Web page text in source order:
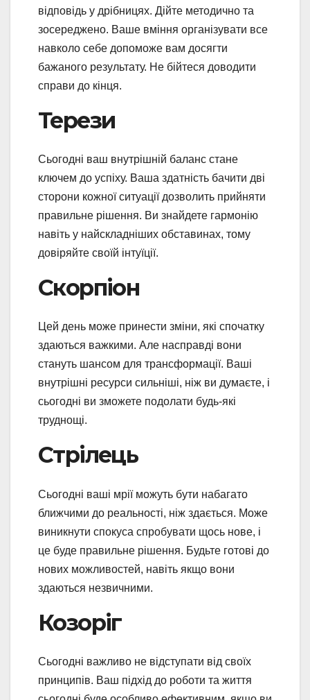
відповідь у дрібницях. Дійте методично та
зосереджено. Ваше вміння організувати все
навколо себе допоможе вам досягти
бажаного результату. Не бійтеся доводити
справи до кінця.
Терези
Сьогодні ваш внутрішній баланс стане
ключем до успіху. Ваша здатність бачити дві
сторони кожної ситуації дозволить прийняти
правильне рішення. Ви знайдете гармонію
навіть у найскладніших обставинах, тому
довіряйте своїй інтуїції.
Скорпіон
Цей день може принести зміни, які спочатку
здаються важкими. Але насправді вони
стануть шансом для трансформації. Ваші
внутрішні ресурси сильніші, ніж ви думаєте, і
сьогодні ви зможете подолати будь-які
труднощі.
Стрілець
Сьогодні ваші мрії можуть бути набагато
ближчими до реальності, ніж здається. Може
виникнути спокуса спробувати щось нове, і
це буде правильне рішення. Будьте готові до
нових можливостей, навіть якщо вони
здаються незвичними.
Козоріг
Сьогодні важливо не відступати від своїх
принципів. Ваш підхід до роботи та життя